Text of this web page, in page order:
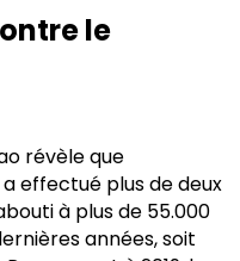
le
révèle que
effectué plus de deux
à plus de 55.000
années, soit